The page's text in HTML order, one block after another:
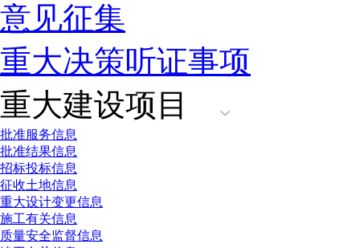
意见征集
重大决策听证事项
重大建设项目
批准服务信息
批准结果信息
招标投标信息
征收土地信息
重大设计变更信息
施工有关信息
质量安全监督信息